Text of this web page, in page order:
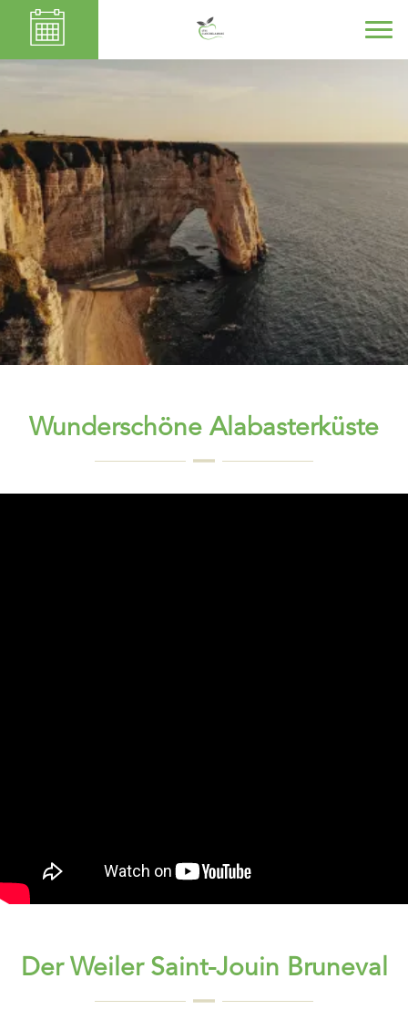
Wunderschöne Alabasterküste
Der Weiler Saint-Jouin Bruneval